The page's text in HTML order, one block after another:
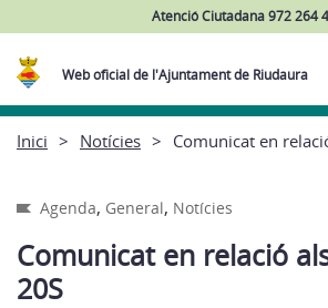
Atenció Ciutadana 972 264
Web oficial de l'Ajuntament de Riudaura
Inici Notícies Comunicat en
Agenda, General, Notícies
Comunicat en relació
20S